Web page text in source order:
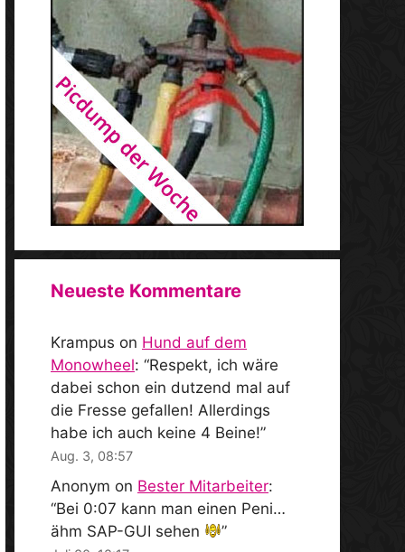
Neueste Kommentare
Krampus on Hund auf dem
Monowheel: “Respekt, ich wäre
dabei schon ein dutzend mal auf
die Fresse gefallen! Allerdings
habe ich auch keine 4 Beine!”
Aug. 3, 08:57
Anonym on Bester Mitarbeiter:
“Bei 0:07 kann man einen Peni…
ähm SAP-GUI sehen
”